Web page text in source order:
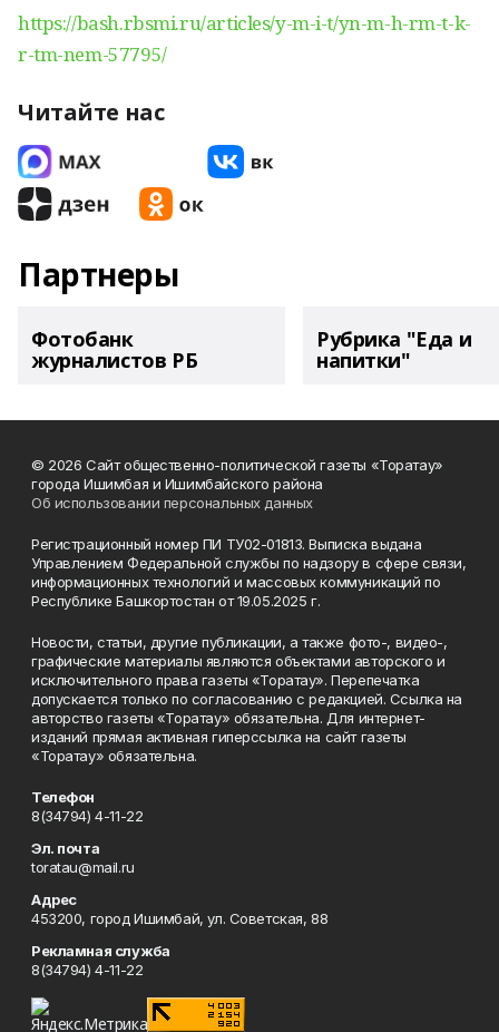
https://bash.rbsmi.ru/articles/y-m-i-t/yn-m-h-rm-t-k-
r-tm-nem-57795/
Читайте нас
Партнеры
Фотобанк
журналистов РБ
Рубрика "Еда и
напитки"
© 2026 Сайт общественно-политической газеты «Торатау»
города Ишимбая и Ишимбайского района
Об использовании персональных данных
Регистрационный номер ПИ ТУ02-01813. Выписка выдана
Управлением Федеральной службы по надзору в сфере связи,
информационных технологий и массовых коммуникаций по
Республике Башкортостан от 19.05.2025 г.
Новости, статьи, другие публикации, а также фото-, видео-,
графические материалы являются объектами авторского и
исключительного права газеты «Торатау». Перепечатка
допускается только по согласованию с редакцией. Ссылка на
авторство газеты «Торатау» обязательна. Для интернет-
изданий прямая активная гиперссылка на сайт газеты
«Торатау» обязательна.
Телефон
8(34794) 4-11-22
Эл. почта
toratau@mail.ru
Адрес
453200, город Ишимбай, ул. Советская, 88
Рекламная служба
8(34794) 4-11-22